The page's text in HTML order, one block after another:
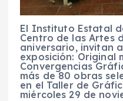
El Instituto Estatal
Centro de las Artes
aniversario, invitan
exposición: Original
Convergencias
más de 80 obras
en el Taller de
miércoles 29 de